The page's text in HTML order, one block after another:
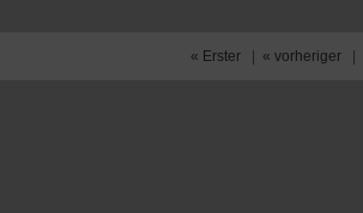
« Erster « vorheriger